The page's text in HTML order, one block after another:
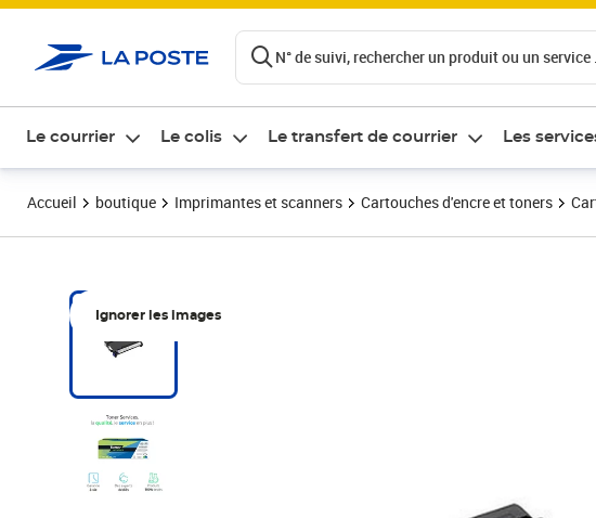
N° de suivi, rechercher un produit ou un service
Le courrier Le colis Le transfert de courrier Les
Accueil boutique Imprimantes et scanners Cartouches d'encre et toners
Ignorer les images